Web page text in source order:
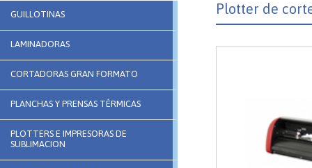
GUILLOTINAS
LAMINADORAS
CORTADORAS GRAN FORMATO
PLANCHAS Y PRENSAS TÉRMICAS
PLOTTERS E IMPRESORAS DE
SUBLIMACION
Plotter de